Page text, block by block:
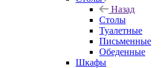
Назад
Столы
Туалетные
Письменные
Обеденные
Шкафы